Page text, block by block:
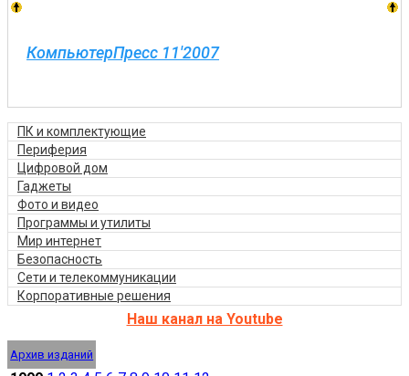
КомпьютерПресс 11'2007
ПК и комплектующие
Периферия
Цифровой дом
Гаджеты
Фото и видео
Программы и утилиты
Мир интернет
Безопасность
Сети и телекоммуникации
Корпоративные решения
Наш канал на Youtube
Архив изданий